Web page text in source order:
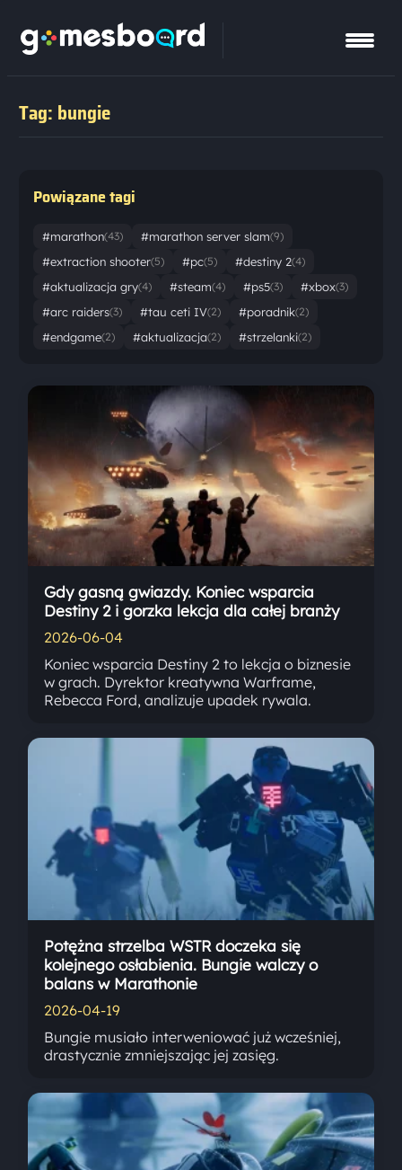
Tag: bungie
Powiązane tagi
#marathon(43) #marathon server slam(9)
#extraction shooter(5) #pc(5) #destiny 2(4)
#aktualizacja gry(4) #steam(4) #ps5(3) #xbox(3)
#arc raiders(3) #tau ceti IV(2) #poradnik(2)
#endgame(2) #aktualizacja(2) #strzelanki(2)
Gdy gasną gwiazdy. Koniec wsparcia
Destiny 2 i gorzka lekcja dla całej branży
2026-06-04
Koniec wsparcia Destiny 2 to lekcja o biznesie
w grach. Dyrektor kreatywna Warframe,
Rebecca Ford, analizuje upadek rywala.
Potężna strzelba WSTR doczeka się
kolejnego osłabienia. Bungie walczy o
balans w Marathonie
2026-04-19
Bungie musiało interweniować już wcześniej,
drastycznie zmniejszając jej zasięg.